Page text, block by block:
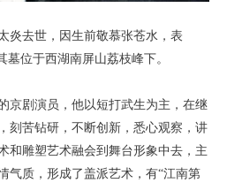
炎去世，因生前敬慕张苍水，表
墓位于西湖南屏山荔枝峰下。
京剧演员，他以短打武生为主，在继
刻苦钻研，不断创新，悉心观察，讲
和雕塑艺术融会到舞台形象中去，主
气质，形成了盖派艺术，有“江南第